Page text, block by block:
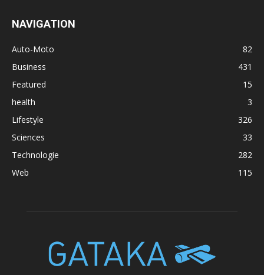
NAVIGATION
Auto-Moto
82
Business
431
Featured
15
health
3
Lifestyle
326
Sciences
33
Technologie
282
Web
115